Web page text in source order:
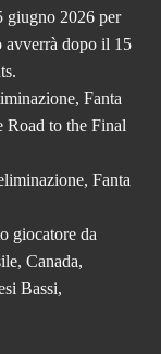
giugno 2026 per
avverrà dopo il 15
Fanta
Road to the Final
Fanta
giocatore da
Canada,
Bassi,